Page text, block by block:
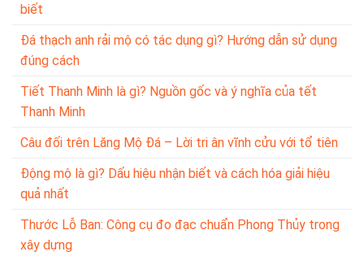
biết
Đá thạch anh rải mộ có tác dụng gì? Hướng dẫn sử dụng
đúng cách
Tiết Thanh Minh là gì? Nguồn gốc và ý nghĩa của tết
Thanh Minh
Câu đối trên Lăng Mộ Đá – Lời tri ân vĩnh cửu với tổ tiên
Động mộ là gì? Dấu hiệu nhận biết và cách hóa giải hiệu
quả nhất
Thước Lỗ Ban: Công cụ đo đạc chuẩn Phong Thủy trong
xây dựng